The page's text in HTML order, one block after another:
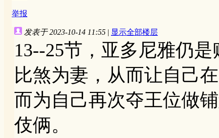
举报
发表于 2023-10-14 11:55 | 显示全部楼层
13--25节，亚多尼雅仍
比煞为妻，从而让自己
而为自己再次夺王位做
伎俩。